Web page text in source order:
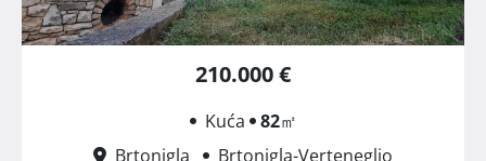
210.000 €
Kuća 82㎡
Brtonigla
Brtonigla-Verteneglio